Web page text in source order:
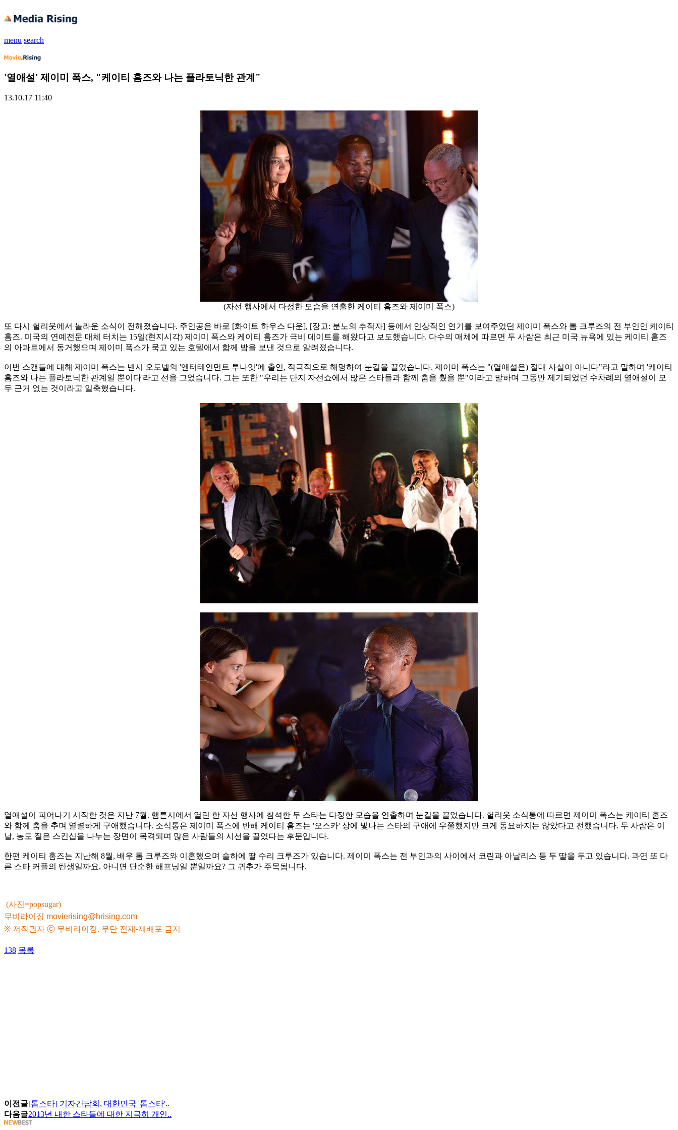
menu search
'열애설' 제이미 폭스, "케이티 홈즈와 나는 플라토닉한 관계"
13.10.17 11:40
(자선 행사에서 다정한 모습을 연출한 케이티 홈즈와 제이미 폭스)
또 다시 헐리웃에서 놀라운 소식이 전해졌습니다. 주인공은 바로 [화이트 하우스 다운], [장고: 분노의 추적자] 등에서 인상적인 연기를 보여주었던 제이미 폭스와 톰 크루즈의 전 부인인 케이티
홈즈. 미국의 연예전문 매체 터치는 15일(현지시각) 제이미 폭스와 케이티 홈즈가 극비 데이트를 해왔다고 보도했습니다. 다수의 매체에 따르면 두 사람은 최근 미국 뉴욕에 있는 케이티 홈즈
의 아파트에서 동거했으며 제이미 폭스가 묵고 있는 호텔에서 함께 밤을 보낸 것으로 알려졌습니다.
이번 스캔들에 대해 제이미 폭스는 넨시 오도넬의 '엔터테인먼트 투나잇'에 출연, 적극적으로 해명하여 눈길을 끌었습니다. 제이미 폭스는 "(열애설은) 절대 사실이 아니다"라고 말하며 '케이티
홈즈와 나는 플라토닉한 관계일 뿐이다'라고 선을 그었습니다. 그는 또한 "우리는 단지 자선쇼에서 많은 스타들과 함께 춤을 췄을 뿐"이라고 말하며 그동안 제기되었던 수차례의 열애설이 모
두 근거 없는 것이라고 일축했습니다.
열애설이 피어나기 시작한 것은 지난 7월. 햄튼시에서 열린 한 자선 행사에 참석한 두 스타는 다정한 모습을 연출하며 눈길을 끌었습니다. 헐리웃 소식통에 따르면 제이미 폭스는 케이티 홈즈
와 함께 춤을 추며 열렬하게 구애했습니다. 소식통은 제이미 폭스에 반해 케이티 홈즈는 '오스카' 상에 빛나는 스타의 구애에 우쭐했지만 크게 동요하지는 않았다고 전했습니다. 두 사람은 이
날, 농도 짙은 스킨십을 나누는 장면이 목격되며 많은 사람들의 시선을 끌었다는 후문입니다.
한편 케이티 홈즈는 지난해 8월, 배우 톰 크루즈와 이혼했으며 슬하에 딸 수리 크루즈가 있습니다. 제이미 폭스는 전 부인과의 사이에서 코린과 아날리스 등 두 딸을 두고 있습니다. 과연 또 다
른 스타 커플의 탄생일까요, 아니면 단순한 해프닝일 뿐일까요? 그 귀추가 주목됩니다.
(사진=popsugar)
무비라이징 movierising@hrising.com
※ 저작권자 ⓒ 무비라이징. 무단 전재-재배포 금지
138 목록
이전글[톱스타] 기자간담회, 대한민국 '톱스타'..
다음글2013년 내한 스타들에 대한 지극히 개인..